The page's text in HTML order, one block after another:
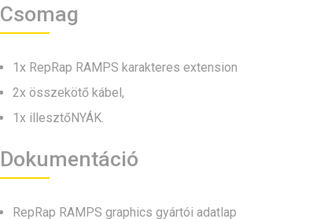
Csomag
1x RepRap RAMPS karakteres extension
2x összekötő kábel,
1x illesztőNYÁK.
Dokumentáció
RepRap RAMPS graphics gyártói adatlap